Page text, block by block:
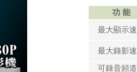
功 能
最大顯示
最大錄影
可錄音頻